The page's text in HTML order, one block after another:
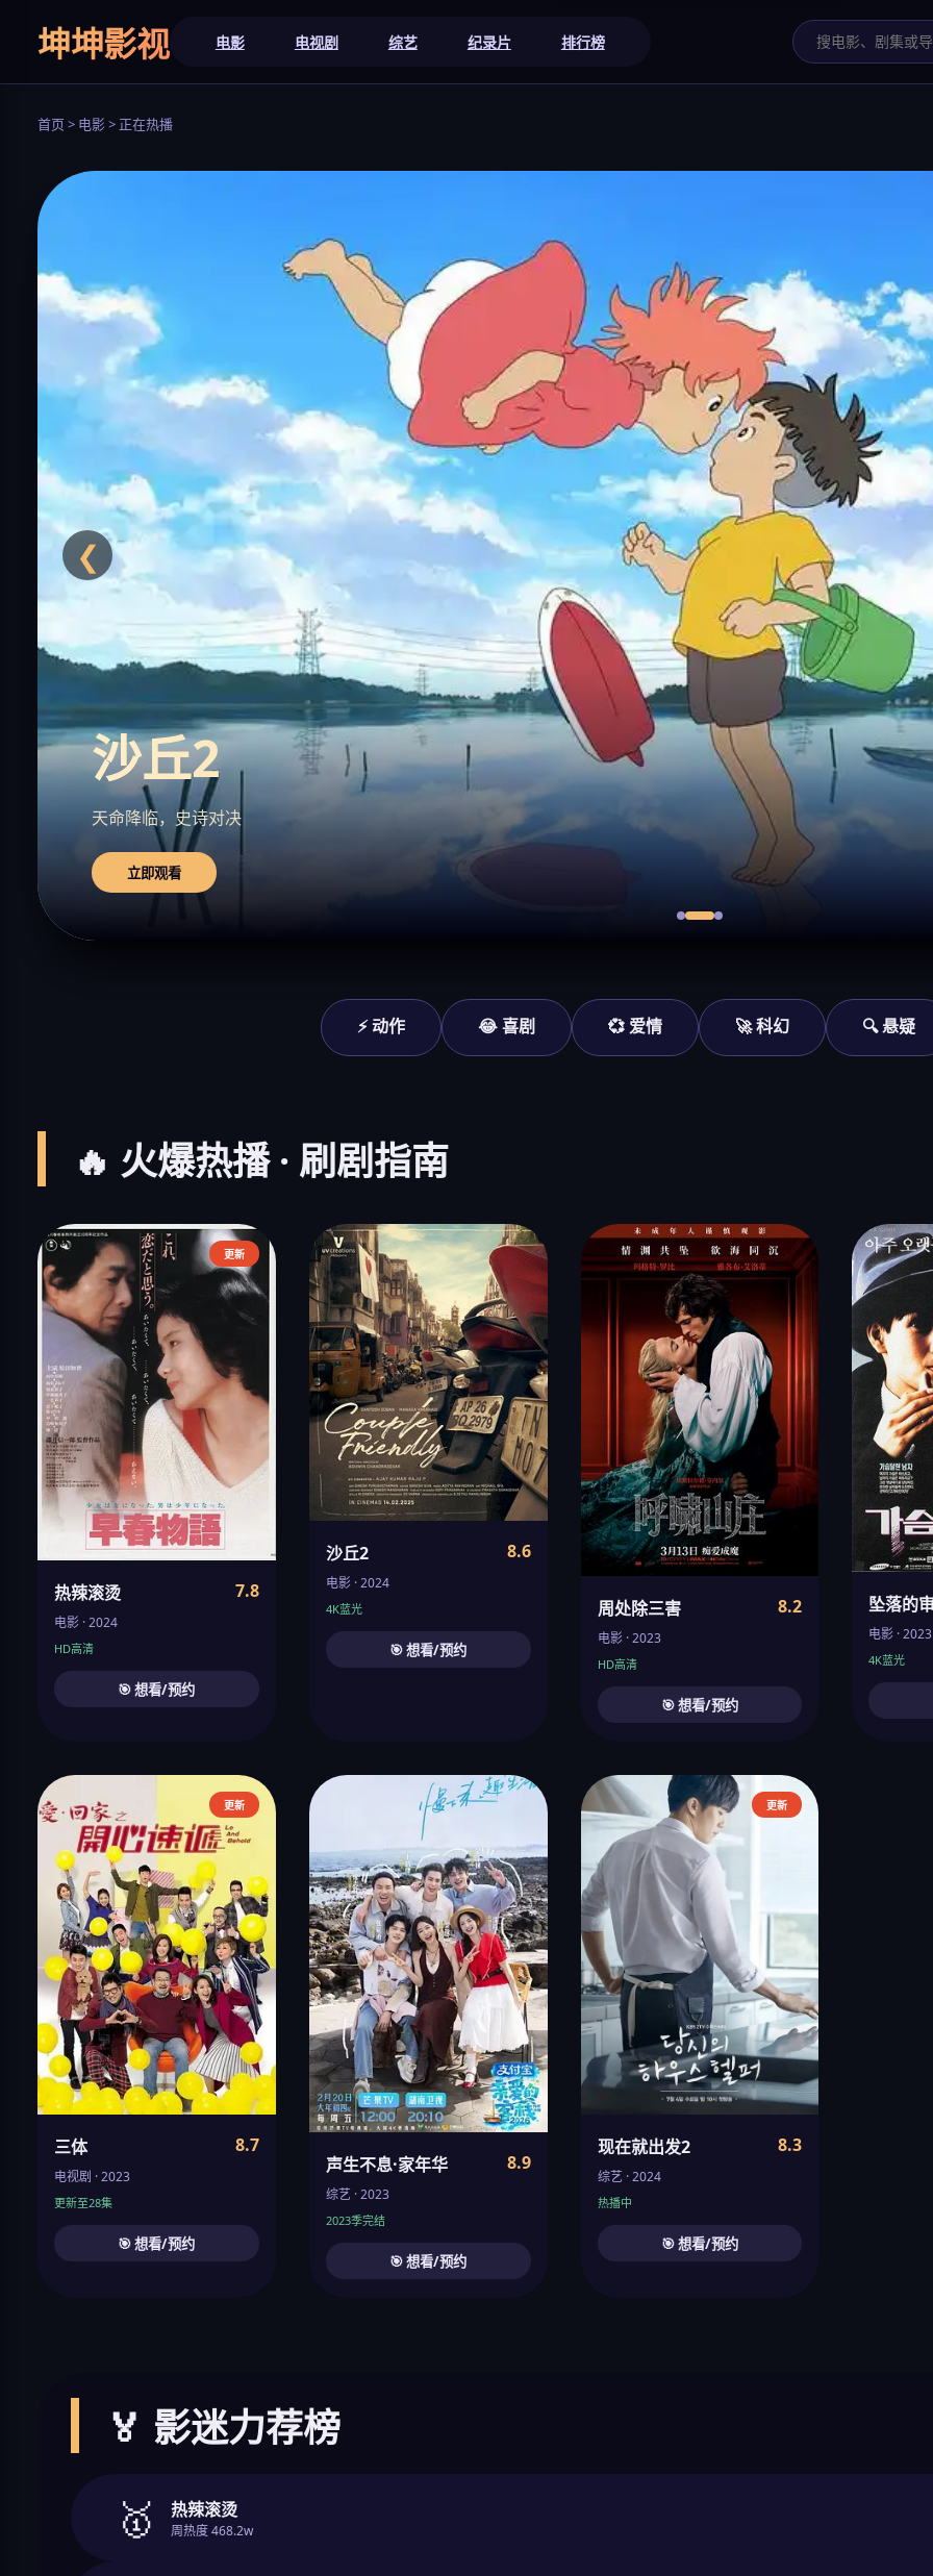
坤坤影视 电影 电视剧 综艺 纪录片 排行榜
首页 > 电影 > 正在热播
沙丘2
天命降临，史诗对决
立即观看
❮
⚡ 动作 😂 喜剧 💞 爱情 🚀 科幻 🔍 悬疑
🔥 火爆热播 · 刷剧指南
更新
热辣滚烫 7.8
电影 · 2024
HD高清
🎯 想看/预约
沙丘2 8.6
电影 · 2024
4K蓝光
🎯 想看/预约
周处除三害 8.2
电影 · 2023
HD高清
🎯 想看/预约
坠落的
电影 · 2023
4K蓝光
更新
三体 8.7
电视剧 · 2023
更新至28集
🎯 想看/预约
声生不息·家年华 8.9
综艺 · 2023
2023季完结
🎯 想看/预约
更新
现在就出发2 8.3
综艺 · 2024
热播中
🎯 想看/预约
🏅 影迷力荐榜
🥇 热辣滚烫
周热度 468.2w